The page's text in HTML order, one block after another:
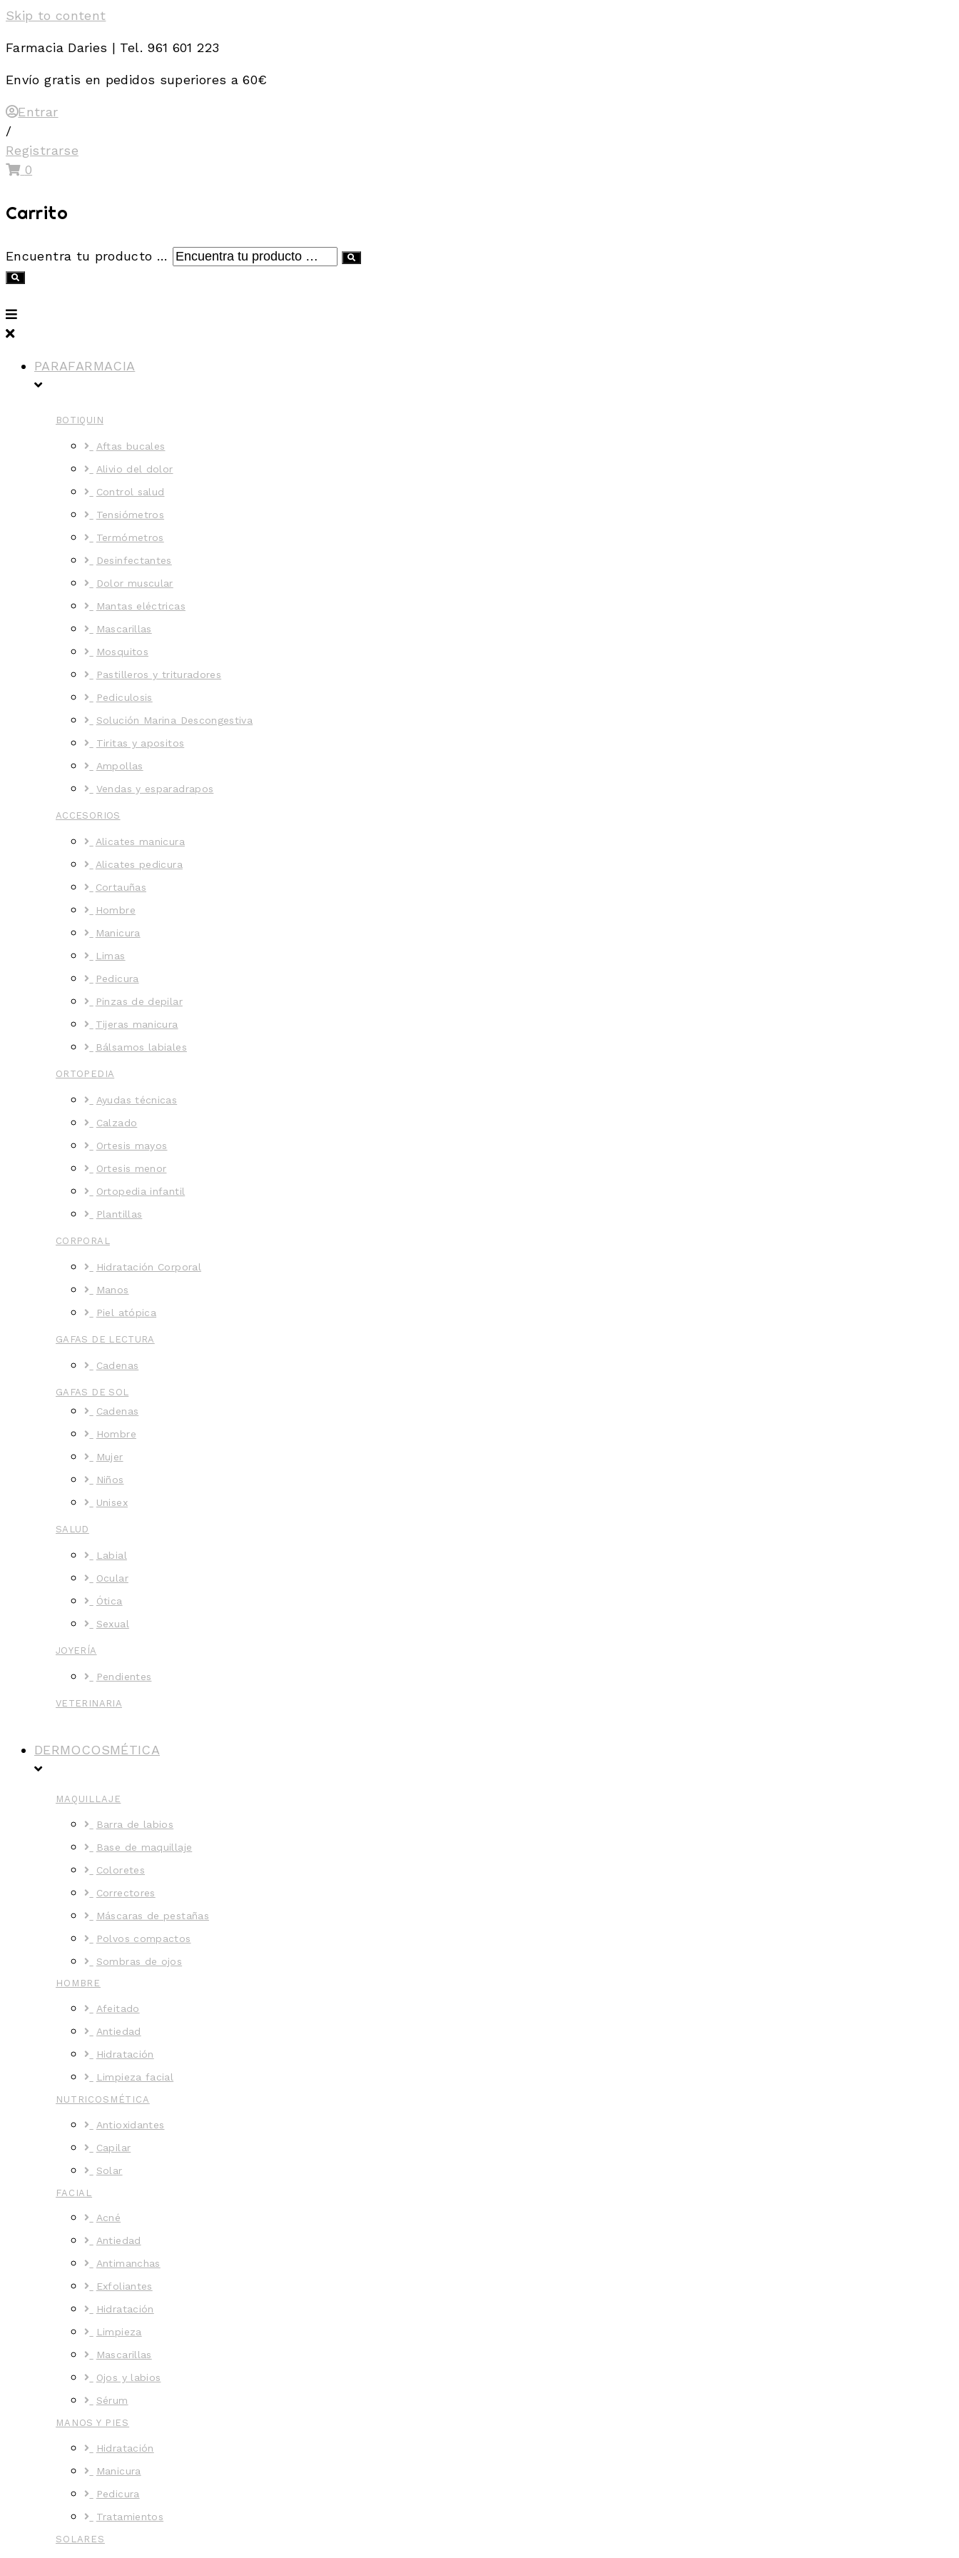
Skip to content
Farmacia Daries | Tel. 961 601 223
Envío gratis en pedidos superiores a 60€
Entrar
/
Registrarse
0
Carrito
Encuentra tu producto …
PARAFARMACIA
BOTIQUIN
Aftas bucales
Alivio del dolor
Control salud
Tensiómetros
Termómetros
Desinfectantes
Dolor muscular
Mantas eléctricas
Mascarillas
Mosquitos
Pastilleros y trituradores
Pediculosis
Solución Marina Descongestiva
Tiritas y apositos
Ampollas
Vendas y esparadrapos
ACCESORIOS
Alicates manicura
Alicates pedicura
Cortauñas
Hombre
Manicura
Limas
Pedicura
Pinzas de depilar
Tijeras manicura
Bálsamos labiales
ORTOPEDIA
Ayudas técnicas
Calzado
Ortesis mayos
Ortesis menor
Ortopedia infantil
Plantillas
CORPORAL
Hidratación Corporal
Manos
Piel atópica
GAFAS DE LECTURA
Cadenas
GAFAS DE SOL
Cadenas
Hombre
Mujer
Niños
Unisex
SALUD
Labial
Ocular
Ótica
Sexual
JOYERÍA
Pendientes
VETERINARIA
DERMOCOSMÉTICA
MAQUILLAJE
Barra de labios
Base de maquillaje
Coloretes
Correctores
Máscaras de pestañas
Polvos compactos
Sombras de ojos
HOMBRE
Afeitado
Antiedad
Hidratación
Limpieza facial
NUTRICOSMÉTICA
Antioxidantes
Capilar
Solar
FACIAL
Acné
Antiedad
Antimanchas
Exfoliantes
Hidratación
Limpieza
Mascarillas
Ojos y labios
Sérum
MANOS Y PIES
Hidratación
Manicura
Pedicura
Tratamientos
SOLARES